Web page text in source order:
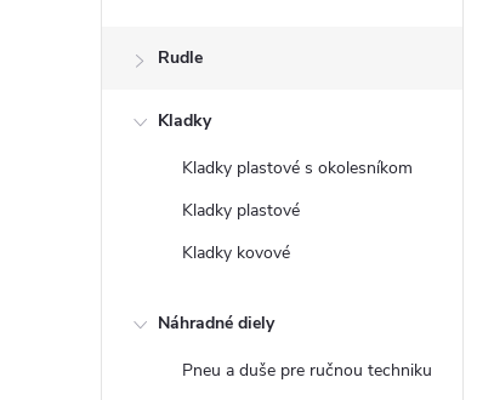
Rudle
Kladky
Kladky plastové s okolesníkom
Kladky plastové
Kladky kovové
Náhradné diely
Pneu a duše pre ručnou techniku